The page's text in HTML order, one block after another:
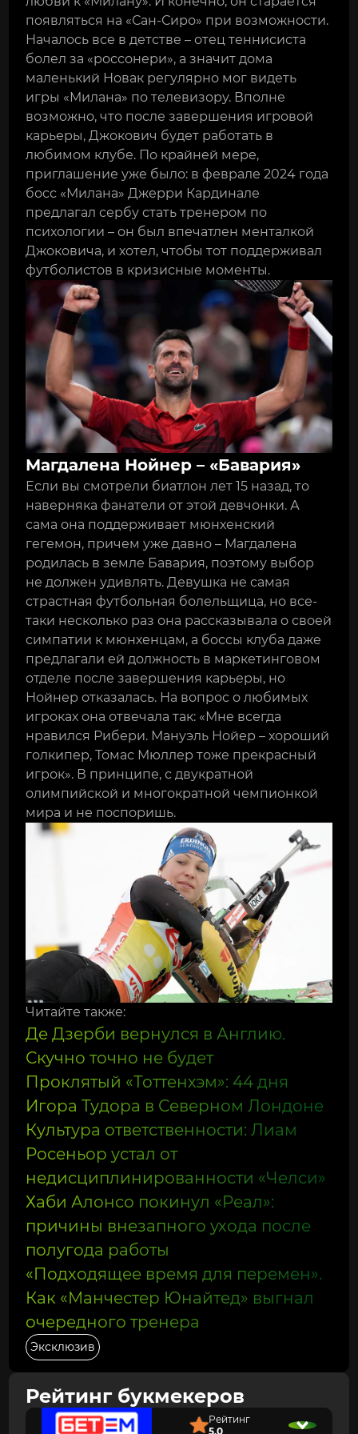
появляться на «Сан-Сиро» при возможности.
Началось все в детстве – отец теннисиста
болел за «россонери», а значит дома
маленький Новак регулярно мог видеть
игры «Милана» по телевизору. Вполне
возможно, что после завершения игровой
карьеры, Джокович будет работать в
любимом клубе. По крайней мере,
приглашение уже было: в феврале 2024 года
босс «Милана» Джерри Кардинале
предлагал сербу стать тренером по
психологии – он был впечатлен менталкой
Джоковича, и хотел, чтобы тот поддерживал
футболистов в кризисные моменты.
Магдалена Нойнер – «Бавария»
Если вы смотрели биатлон лет 15 назад, то
наверняка фанатели от этой девчонки. А
сама она поддерживает мюнхенский
гегемон, причем уже давно – Магдалена
родилась в земле Бавария, поэтому выбор
не должен удивлять. Девушка не самая
страстная футбольная болельщица, но все-
таки несколько раз она рассказывала о своей
симпатии к мюнхенцам, а боссы клуба даже
предлагали ей должность в маркетинговом
отделе после завершения карьеры, но
Нойнер отказалась. На вопрос о любимых
игроках она отвечала так: «Мне всегда
нравился Рибери. Мануэль Нойер – хороший
голкипер, Томас Мюллер тоже прекрасный
игрок». В принципе, с двукратной
олимпийской и многократной чемпионкой
мира и не поспоришь.
Читайте также:
Де Дзерби вернулся в Англию.
Скучно точно не будет
Проклятый «Тоттенхэм»: 44 дня
Игора Тудора в Северном Лондоне
Культура ответственности: Лиам
Росеньор устал от
недисциплинированности «Челси»
Хаби Алонсо покинул «Реал»:
причины внезапного ухода после
полугода работы
«Подходящее время для перемен».
Как «Манчестер Юнайтед» выгнал
очередного тренера
Эксклюзив
Рейтинг букмекеров
Рейтинг
5.0